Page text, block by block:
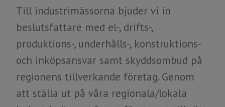
​​​​​​​Till industrimässorna bjuder vi in
beslutsfattare med el-, drifts-,
produktions-, underhålls-, konstruktions-
och inköpsansvar samt skyddsombud på
regionens tillverkande företag. Genom
att ställa ut på våra regionala/lokala